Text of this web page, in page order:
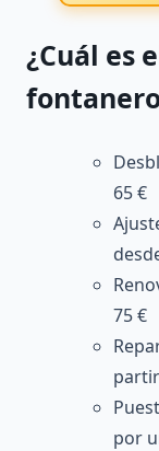
¿Cuál es
65 €
75 €
por